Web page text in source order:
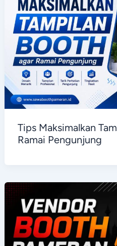
Tips Maksimalkan
Ramai Pengunjung